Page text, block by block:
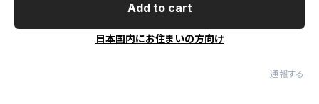
Add to cart
日本国内にお住まいの方向け
通報する